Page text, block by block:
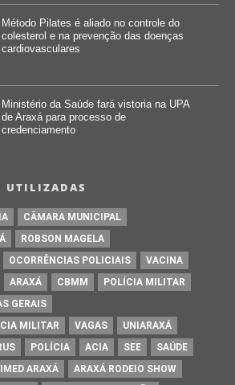
Método Pilates é aliado no controle do
colesterol e na prevenção das doenças
cardiovasculares
Ministério da Saúde fará vistoria na UPA
de Araxá para processo de
credenciamento
UTILIZADAS
CÂMARA MUNICIPAL
ROBSON MAGELA
OCORRÊNCIAS POLICIAIS
VACINA
ARAXÁ CBMM
POLÍCIA MILITAR
GERAIS
MILITAR
VAGAS
UNIARAXÁ
POLÍCIA ACIA SEE
SAÚDE
ARAXÁ
ARAXÁ RODEIO SHOW